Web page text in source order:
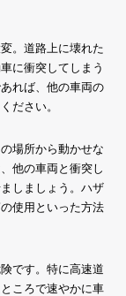
。道路上に壊れた
に衝突してしまう
れば、他の車両の
ださい。
場所から動かせな
他の車両と衝突し
しましょう。ハザ
使用といった方法
です。特に高速道
ころで速やかに車